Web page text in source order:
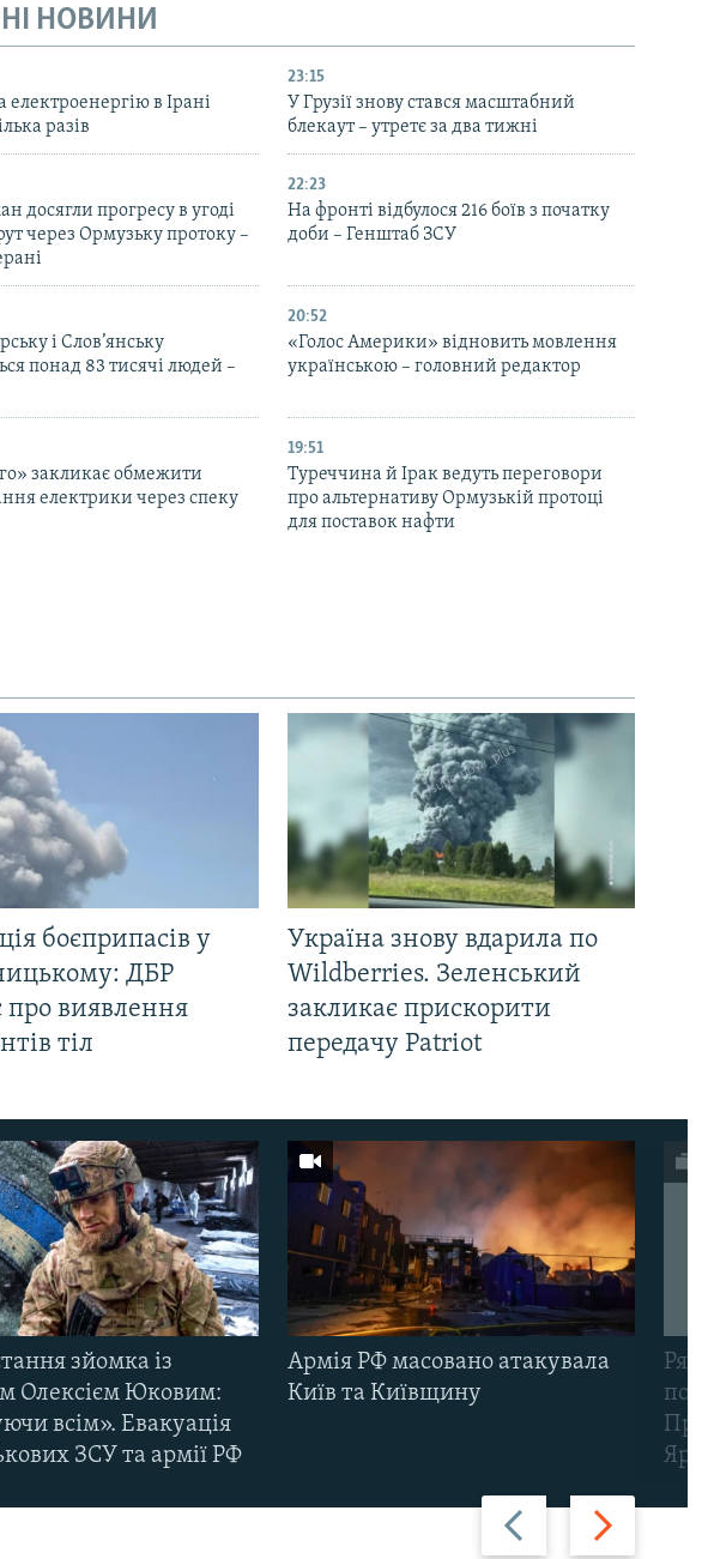
НОВИНИ
електроенергію в Ірані
разів
23:15
У Грузії знову стався масштабний
блекаут – утретє за два тижні
досягли прогресу в угоді
через Ормузьку протоку –
22:23
На фронті відбулося 216 боїв з початку
доби – Генштаб ЗСУ
і Слов’янську
понад 83 тисячі людей –
20:52
«Голос Америки» відновить мовлення
українською – головний редактор
закликає обмежити
електрики через спеку
19:51
Туреччина й Ірак ведуть переговори
про альтернативу Ормузькій протоці
для поставок нафти
боєприпасів у
ДБР
про виявлення
тіл
Україна знову вдарила по
Wildberries. Зеленський
закликає прискорити
передачу Patriot
Назад Вперед
зйомка із
Олексієм Юковим:
всім». Евакуація
ЗСУ та армії РФ
Армія РФ масовано атакувала
Київ та Київщину